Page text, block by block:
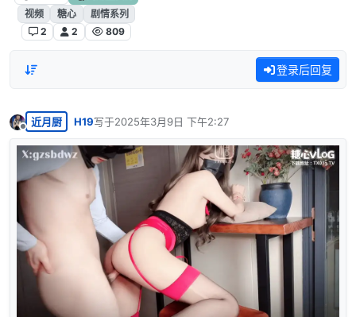
视频
糖心
剧情系列
2
2 809
登录后回复
离线
近月厨 H19写于2025年3月9日 下午2:27
最后由 编辑